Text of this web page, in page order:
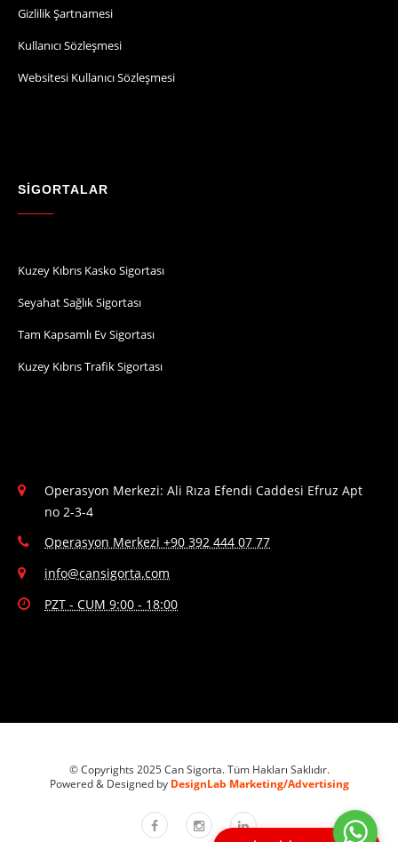
Gizlilik Şartnamesi
Kullanıcı Sözleşmesi
Websitesi Kullanıcı Sözleşmesi
SİGORTALAR
Kuzey Kıbrıs Kasko Sigortası
Seyahat Sağlık Sigortası
Tam Kapsamlı Ev Sigortası
Kuzey Kıbrıs Trafik Sigortası
Operasyon Merkezi: Ali Rıza Efendi Caddesi Efruz Apt
no 2-3-4
Operasyon Merkezi +90 392 444 07 77
info@cansigorta.com
PZT - CUM 9:00 - 18:00
© Copyrights 2025 Can Sigorta. Tüm Hakları Saklıdır.
Powered & Designed by DesignLab Marketing/Advertising